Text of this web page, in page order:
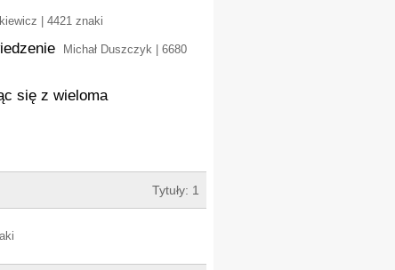
| 4421 znaki
Michał Duszczyk | 6680
się z wieloma
Tytuły: 1